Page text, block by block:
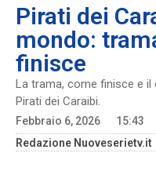
Pirati dei
mondo:
finisce
La trama, come finisce e
Pirati dei Caraibi.
Febbraio 6, 2026
15:43
Redazione Nuoveserietv.it